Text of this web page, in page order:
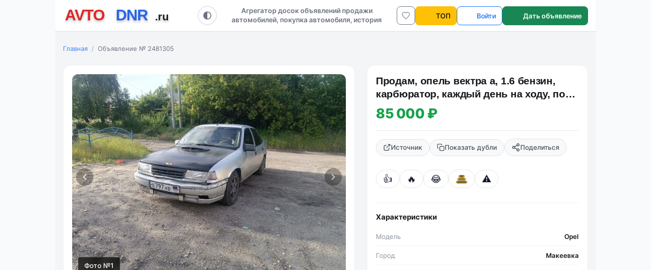
Агрегатор досок объявлений продажи
автомобилей, покупка автомобиля, история
авто в ДНР и ЛНР
ТОП Войти Дать объявление
Главная Объявление № 2481305
Фото №1
Продам, опель вектра а, 1.6 бензин,
карбюратор, каждый день на ходу, по
тех паспорту днр п…
85 000 ₽
Источник Показать дубли Поделиться
👍 🔥 😂 ⚠️
Характеристики
Модель Opel
Город Макеевка